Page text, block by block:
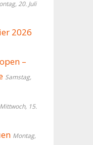
20. Juli
2026
–
Samstag,
Mittwoch, 15.
Montag,